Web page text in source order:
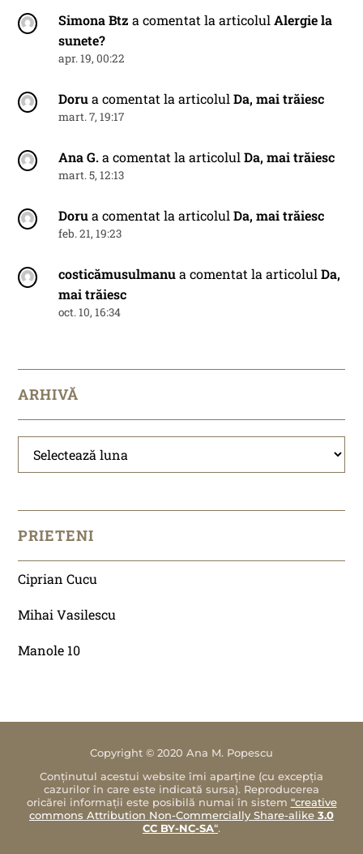
Simona Btz a comentat la articolulAlergie la
sunete?
apr. 19, 00:22
Dorua comentat la articolulDa, mai trăiesc
mart. 7, 19:17
Ana G.a comentat la articolulDa, mai trăiesc
mart. 5, 12:13
Dorua comentat la articolulDa, mai trăiesc
feb. 21, 19:23
costicămusulmanua comentat la articolulDa,
mai trăiesc
oct. 10, 16:34
ARHIVĂ
Arhivă
PRIETENI
Ciprian Cucu
Mihai Vasilescu
Manole 10
Copyright © 2020 Ana M. Popescu
Conținutul acestui website îmi aparține (cu excepția
cazurilor în care este indicată sursa). Reproducerea
oricărei informații este posibilă numai în sistem “creative
commons Attribution Non-Commercially Share-alike 3.0
CC BY-NC-SA“.